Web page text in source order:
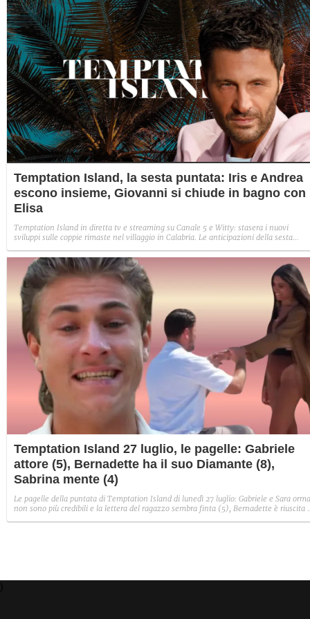
Temptation Island, la sesta puntata: Iris e Andrea
escono insieme, Giovanni si chiude in bagno con
Elisa
Temptation Island in diretta tv e streaming su Canale 5 e Witty: stasera i nuovi
sviluppi sulle coppie rimaste nel villaggio in Calabria. Le anticipazioni della sesta
Sabrina rifiuta il falò con Giovanni e si avvicina a Lory.
Temptation Island 27 luglio, le pagelle: Gabriele
attore (5), Bernadette ha il suo Diamante (8),
Sabrina mente (4)
Le pagelle della puntata di Temptation Island di lunedì 27 luglio: Gabriele e Sara
non sono più credibili e la lettera del ragazzo sembra finta (5), Bernadette è riuscita